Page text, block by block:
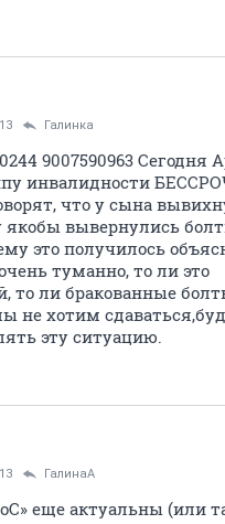
Галинка
9007590963 Сегодня
инвалидности
что у сына
якобы вывернулись
это получилось
туманно, то ли это
то ли бракованные
не хотим
эту ситуацию.
ГалинаА
еще актуальны (или